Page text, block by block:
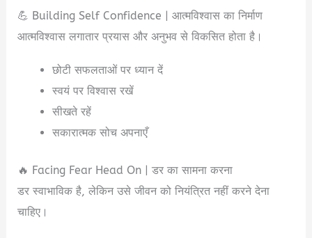
💪 Building Self Confidence | आत्मविश्वास का निर्माण
आत्मविश्वास लगातार प्रयास और अनुभव से विकसित होता है।
छोटी सफलताओं पर ध्यान दें
स्वयं पर विश्वास रखें
सीखते रहें
सकारात्मक सोच अपनाएँ
🔥 Facing Fear Head On | डर का सामना करना
डर स्वाभाविक है, लेकिन उसे जीवन को नियंत्रित नहीं करने देना
चाहिए।